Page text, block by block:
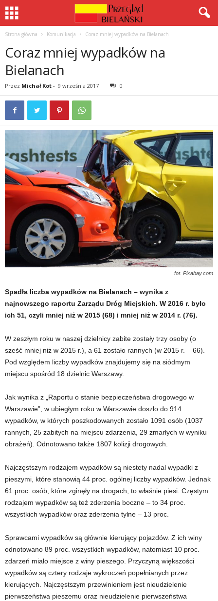
Strona główna Komunikacja Coraz mniej wypadków na Bielanach
Coraz mniej wypadków na
Bielanach
Przez Michał Kot - 9 września 2017 0
fot. Pixabay.com
Spadła liczba wypadków na Bielanach – wynika z
najnowszego raportu Zarządu Dróg Miejskich. W 2016 r. było
ich 51, czyli mniej niż w 2015 (68) i mniej niż w 2014 r. (76).
W zeszłym roku w naszej dzielnicy zabite zostały trzy osoby (o
sześć mniej niż w 2015 r.), a 61 zostało rannych (w 2015 r. – 66).
Pod względem liczby wypadków znajdujemy się na siódmym
miejscu spośród 18 dzielnic Warszawy.
Jak wynika z „Raportu o stanie bezpieczeństwa drogowego w
Warszawie”, w ubiegłym roku w Warszawie doszło do 914
wypadków, w których poszkodowanych zostało 1091 osób (1037
rannych, 25 zabitych na miejscu zdarzenia, 29 zmarłych w wyniku
obrażeń). Odnotowano także 1807 kolizji drogowych.
Najczęstszym rodzajem wypadków są niestety nadal wypadki z
pieszymi, które stanowią 44 proc. ogólnej liczby wypadków. Jednak
61 proc. osób, które zginęły na drogach, to właśnie piesi. Częstym
rodzajem wypadków są też zderzenia boczne – to 34 proc.
wszystkich wypadków oraz zderzenia tylne – 13 proc.
Sprawcami wypadków są głównie kierujący pojazdów. Z ich winy
odnotowano 89 proc. wszystkich wypadków, natomiast 10 proc.
zdarzeń miało miejsce z winy pieszego. Przyczyną większości
wypadków są cztery rodzaje wykroczeń popełnianych przez
kierujących. Najczęstszym przewinieniem jest nieudzielenie
pierwszeństwa pieszemu oraz nieudzielenie pierwszeństwa